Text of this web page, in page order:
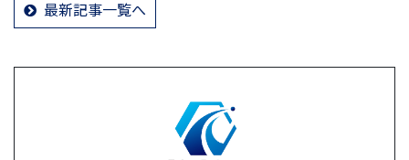
最新記事一覧へ